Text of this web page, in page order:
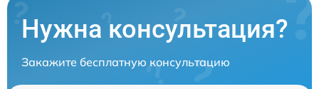
Нужна консультация?
Закажите бесплатную консультацию